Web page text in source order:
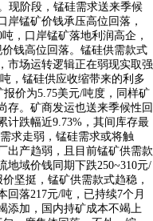
现阶段，锰硅需求送来季候
岸锰矿价钱承压高位回落，
，口岸锰矿落地利润高企，
钱高位回落。锰硅供需款式
市场运转逻辑正在弱现实取强
，锰硅供应收缩带来的利多
价为5.75美元/吨度，同样矿
存。矿商发运也送来季候性回
计跌幅近9.73%，其间库存最
求走弱，锰硅需求或将触
出产趋弱，且目前锰矿供需款
地域价钱同期下跌250~310元/
坚挺，锰矿供需款式趋稳，
落217元/吨，已持续7个月
添加，国内持矿成本不竭上